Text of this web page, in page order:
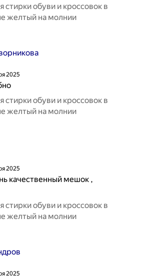
обуви и кроссовок в
желтый на молнии
2025
обуви и кроссовок в
желтый на молнии
2025
качественный мешок ,
обуви и кроссовок в
желтый на молнии
2025